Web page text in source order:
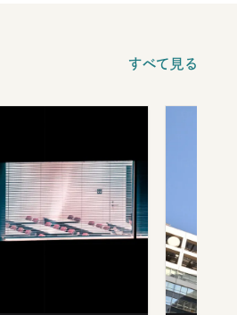
すべて見る